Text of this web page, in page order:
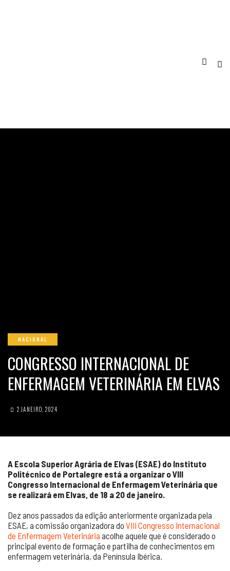
NACIONAL
CONGRESSO INTERNACIONAL DE
ENFERMAGEM VETERINÁRIA EM ELVAS
2 JANEIRO, 2024
A Escola Superior Agrária de Elvas (ESAE) do Instituto
Politécnico de Portalegre está a organizar o VIII
Congresso Internacional de Enfermagem Veterinária que
se realizará em Elvas, de 18 a 20 de janeiro.
Dez anos passados da edição anteriormente organizada pela
ESAE, a comissão organizadora do VIII Congresso Internacional
de Enfermagem Veterinária acolhe aquele que é considerado o
principal evento de formação e partilha de conhecimentos em
enfermagem veterinária, da Península Ibérica.